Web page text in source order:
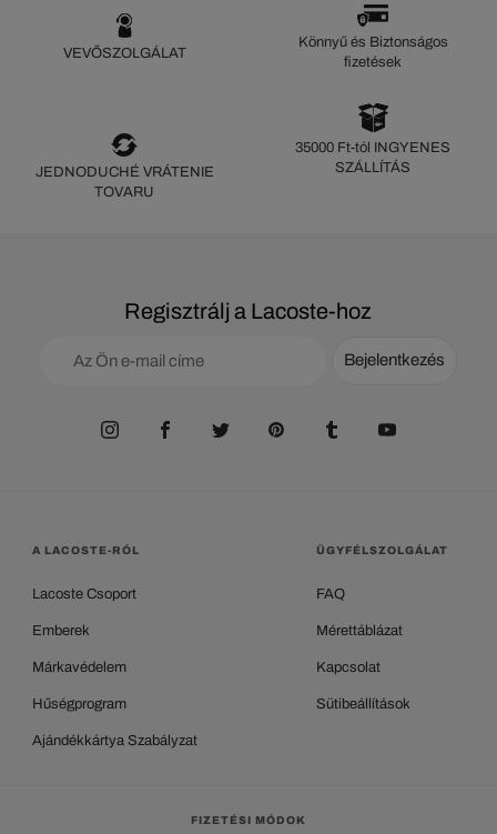
VEVŐSZOLGÁLAT
Könnyű és Biztonságos
fizetések
JEDNODUCHÉ VRÁTENIE
TOVARU
35000 Ft-tól INGYENES
SZÁLLÍTÁS
Regisztrálj a Lacoste-hoz
Bejelentkezés
A LACOSTE-RÓL
Lacoste Csoport
Emberek
Márkavédelem
Hűségprogram
Ajándékkártya Szabályzat
ÜGYFÉLSZOLGÁLAT
FAQ
Mérettáblázat
Kapcsolat
Sütibeállítások
FIZETÉSI MÓDOK